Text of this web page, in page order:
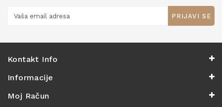
PRIJAVI SE
Kontakt Info
Informacije
Moj Račun